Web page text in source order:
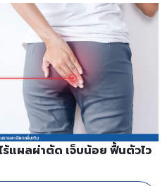
ร้แผลผ่าตัด เจ็บน้อย ฟื้นตัวไว